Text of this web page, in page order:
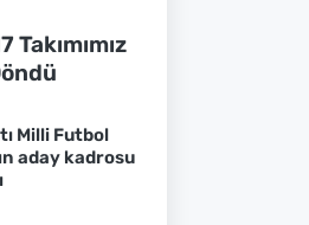
Milli Futbol
aday kadrosu